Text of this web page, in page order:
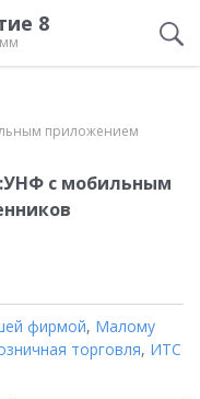
8
приложением
с мобильным
фирмой, Малому
торговля, ИТС